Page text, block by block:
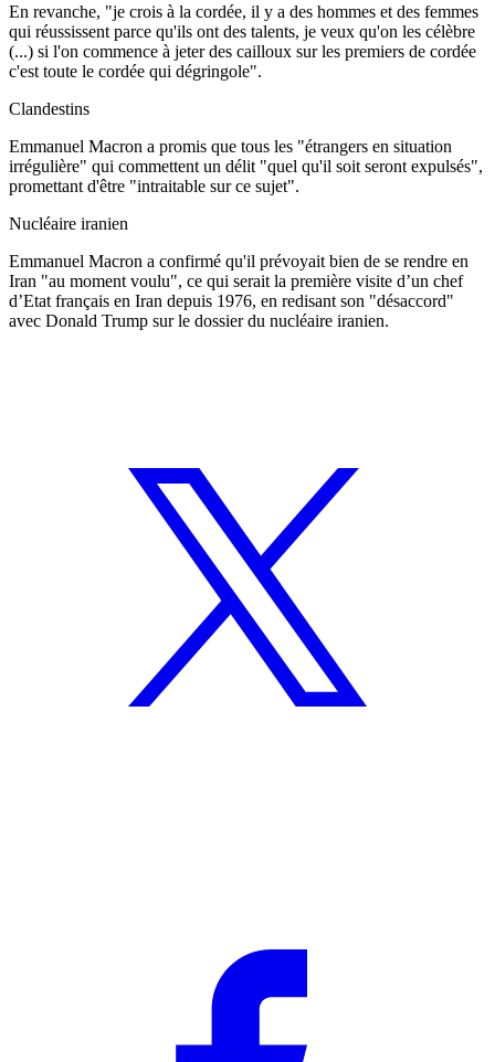
En revanche, "je crois à la cordée, il y a des hommes et des femmes
qui réussissent parce qu'ils ont des talents, je veux qu'on les célèbre
(...) si l'on commence à jeter des cailloux sur les premiers de cordée
c'est toute le cordée qui dégringole".
Clandestins
Emmanuel Macron a promis que tous les "étrangers en situation
irrégulière" qui commettent un délit "quel qu'il soit seront expulsés",
promettant d'être "intraitable sur ce sujet".
Nucléaire iranien
Emmanuel Macron a confirmé qu'il prévoyait bien de se rendre en
Iran "au moment voulu", ce qui serait la première visite d’un chef
d’Etat français en Iran depuis 1976, en redisant son "désaccord"
avec Donald Trump sur le dossier du nucléaire iranien.